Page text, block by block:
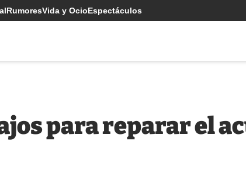
RumoresVida y OcioEspectáculos
para reparar el